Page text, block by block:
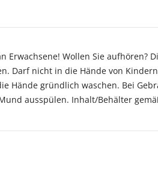
Wollen Sie aufhören?
Darf nicht in die Hände von Kindern
Hände gründlich waschen. Bei
Mund ausspülen. Inhalt/Behälter